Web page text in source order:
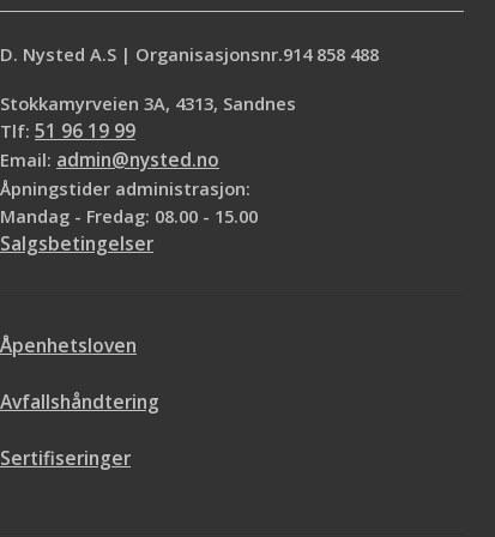
D. Nysted A.S | Organisasjonsnr.914 858 488
Stokkamyrveien 3A, 4313, Sandnes
Tlf: 51 96 19 99
Email: admin@nysted.no
Åpningstider administrasjon:
Mandag - Fredag: 08.00 - 15.00
Salgsbetingelser
Åpenhetsloven
Avfallshåndtering
Sertifiseringer